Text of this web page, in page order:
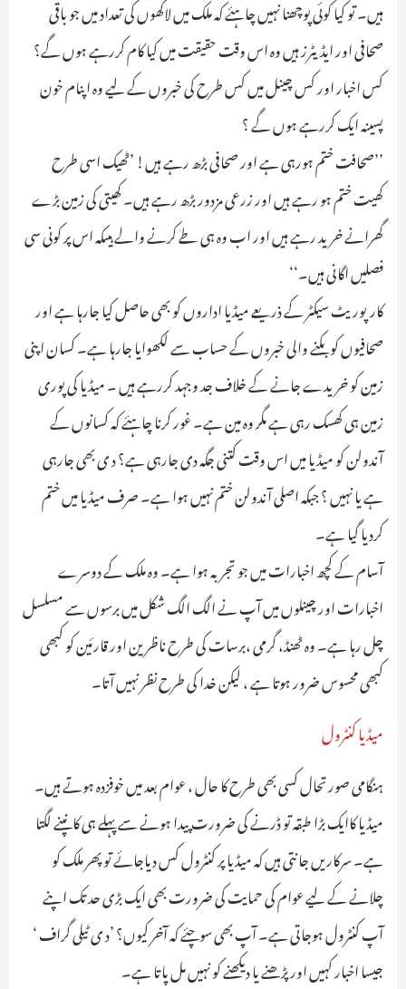
ہیں۔ تو کیا کوئی پوچھنا نہیں چاہئے کہ ملک میں لاکھوں کی تعداد میں جو باقی
صحافی اور ایڈیٹرز ہیں وہ اس وقت حقیقت میں کیا کام کررہے ہوں گے؟
کس اخبار اور کس چینل میں کس طرح کی خبروں کے لیے وہ اپنام خون
پسینہ ایک کررہے ہوں گے ؟
’’صحافت ختم ہورہی ہے اور صحافی بڑھ رہے ہیں! ’ٹھیک اسی طرح
کھیت ختم ہو رہے ہیں اور زرعی مزدور بڑھ رہے ہیں۔ کھیتی کی زمین بڑے
گھرانے خرید رہے ہیں اور اب وہ ہی طے کرنے والے ہیںکہ اس پر کونی سی
فصلیں اگانی ہیں۔‘‘
کارپوریٹ سیکٹر کے ذریعے میڈیا اداروں کو بھی حاصل کیا جارہا ہے اور
صحافیوں کو بکنے والی خبروں کے حساب سے لکھوایا جارہا ہے۔ کسان اپنی
زمین کو خریدے جانے کے خلاف جد وجہد کررہے ہیں ۔ میڈیا کی پوری
زمین ہی کھسک رہی ہے مگر وہ مین ہے۔ غور کرنا چاہئے کہ کسانوں کے
آندولن کو میڈیا میں اس وقت کتنی جگہ دی جارہی ہے؟ د ی بھی جارہی
ہے یا نہیں ؟ جبکہ اصلی آندولن ختم نہیں ہوا ہے۔ صرف میڈیا میں ختم
کردیا گیا ہے۔
آسام کے کچھ اخبارات میں جو تجربہ ہوا ہے۔ وہ ملک کے دوسرے
اخبارات اور چینلوں میں آپ نے الگ الگ شکل میں برسوں سے مسلسل
چل رہا ہے۔ وہ ٹھنڈ، گرمی ،برسات کی طرح ناظرین اور قارئین کو کبھی
کبھی محسوس ضرور ہوتا ہے ، لیکن خدا کی طرح نظر نہیں آتا۔
میڈیا کنٹرول
ہنگامی صورتحال کسی بھی طرح کا حال ، عوام بعد میں خوفزدہ ہوتے ہیں۔
میڈیا کاایک بڑا طبقہ تو ڈرنے کی ضرورت پیدا ہونے سے پہلے ہی کانپنے لگتا
ہے۔ سرکاریں جانتی ہیں کہ میڈیا پر کنٹرول کس دیاجائے تو پھر ملک کو
چلانے کے لیے عوام کی حمایت کی ضرورت بھی ایک بڑی حد تک اپنے
آپ کنٹرول ہوجاتی ہے۔ آپ بھی سوچئے کہ آخر کیوں؟ ’د ی ٹیلی گراف ‘
جیسا اخبار کہیں اور پڑھنے یا دیکھنے کو نہیں مل پاتا ہے۔